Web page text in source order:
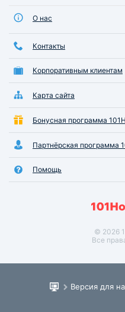
О нас
Контакты
Корпоративным клиентам
Карта сайта
Бонусная программа
Партнёрская программа
Помощь
© 2026
Все
Версия для